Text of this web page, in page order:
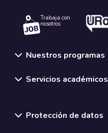
Trabaja con
nosotros.
Nuestros programas
Servicios académicos
Protección de datos